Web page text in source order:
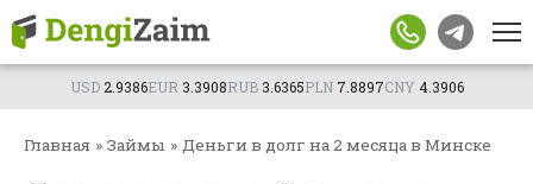
Перейти
контенту
USD2.9386EUR3.3908RUB3.6365PLN7.8897CNY 4.3906
Главная » Займы » Деньги в долг на 2 месяца в Минске
фамилия
Телефон
Телефон
Сумма, BYN
Город
Имя
Телефон
Телефон
Сумма, BYN
Город